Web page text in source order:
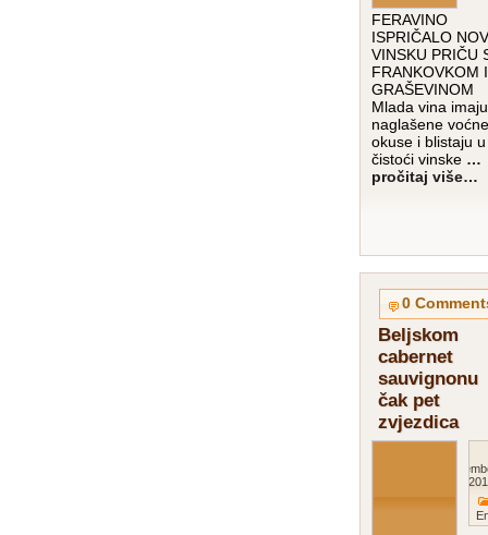
FERAVINO
ISPRIČALO
VINSKU PRIČU
FRANKOVKOM I
GRAŠEVINOM
Mlada vina imaju
naglašene voćne
okuse i blistaju u
čistoći vinske …
pročitaj više…
0
Beljskom
cabernet
sauvignonu
čak pet
zvjezdica